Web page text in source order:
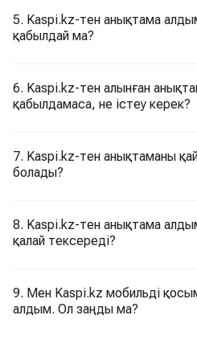
5. Kaspi.kz-тен анықтама
қабылдай ма?
6. Kaspi.kz-тен алынған
қабылдамаса, не істеу керек?
7. Kaspi.kz-тен анықтаманы
болады?
8. Kaspi.kz-тен анықтама
қалай тексереді?
9. Мен Kaspi.kz мобильді
алдым. Ол заңды ма?